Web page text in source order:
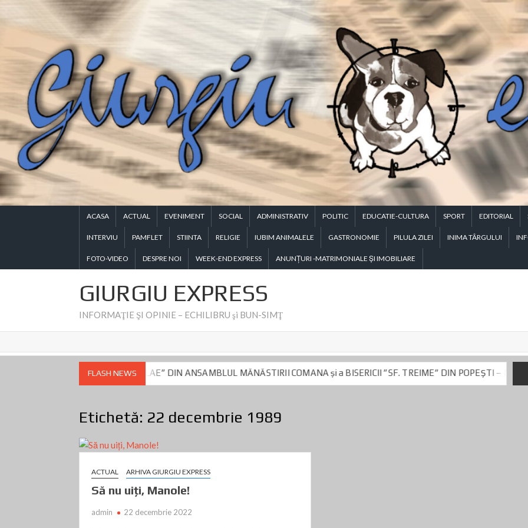
to
ACASA ACTUAL EVENIMENT SOCIAL ADMINISTRATIV POLITIC EDUCATIE-CULTURA SPORT EDITORIAL
INTERVIU PAMFLET STIINTA RELIGIE IUBIM ANIMALELE GASTRONOMIE PILULA ZILEI INIMA TÂRGULUI
FOTO-VIDEO DESPRE NOI WEEK-END EXPRESS ANUNŢURI -MATRIMONIALE ŞI IMOBILIARE
GIURGIU EXPRESS
INFORMAŢIE ŞI OPINIE – ECHILIBRU şi BUN-SIMŢ
FLASH NEWS
BISERICII „SF. NICOLAE” DIN ANSAMBLUL MĂNĂSTIRII COMANA și a BISERICII ”SF. TREIME” DIN POPEȘTI – MIHĂILEȘTI
BISERICII „SF. NICOLAE” DIN ANSAMBLUL MĂNĂSTIRII COMANA și a BISERICII ”SF. TREIME” DIN POPEȘTI – MIHĂILEȘTI
Cu politica la car-
Etichetă: 22 decembrie 1989
ACTUAL ARHIVA GIURGIU EXPRESS
Să nu uiți, Manole!
admin 22 decembrie 2022